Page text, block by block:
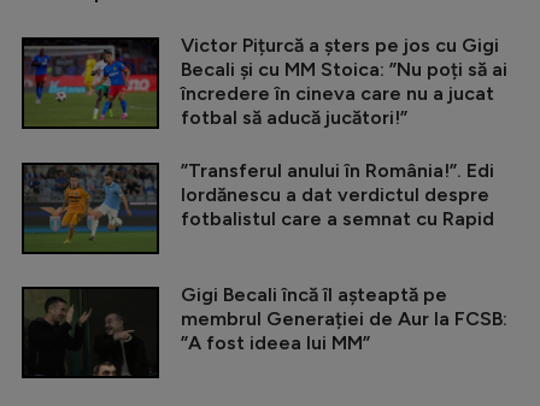
Victor Pițurcă a șters pe jos cu Gigi
Becali și cu MM Stoica: ”Nu poți să ai
încredere în cineva care nu a jucat
fotbal să aducă jucători!”
”Transferul anului în România!”. Edi
Iordănescu a dat verdictul despre
fotbalistul care a semnat cu Rapid
Gigi Becali încă îl așteaptă pe
membrul Generației de Aur la FCSB:
”A fost ideea lui MM”